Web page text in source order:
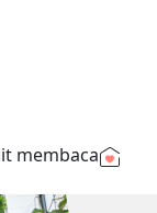
membaca